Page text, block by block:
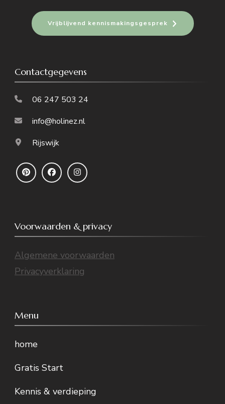
Vrijblijvend kennismakingsgesprek
Contactgegevens
06 247 503 24
info@holinez.nl
Rijswijk
Voorwaarden & privacy
Algemene voorwaarden
Privacyverklaring
Menu
home
Gratis Start
Kennis & verdieping